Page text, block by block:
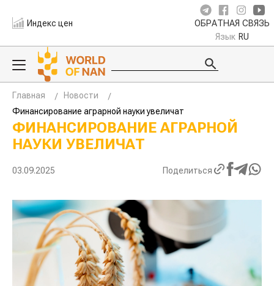
Индекс цен ОБРАТНАЯ СВЯЗЬ
Язык RU
Главная
Новости
Финансирование аграрной науки увеличат
ФИНАНСИРОВАНИЕ АГРАРНОЙ
НАУКИ УВЕЛИЧАТ
03.09.2025 Поделиться